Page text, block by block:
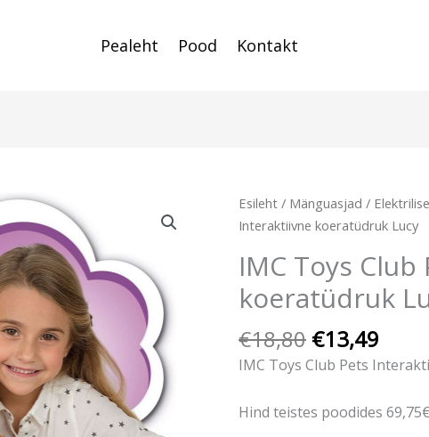
Pealeht Pood Kontakt
Esileht / Mänguasjad /
Interaktiivne koeratüdruk Lucy
IMC Toys
koeratüdruk
€18,80
Algne
hind
€18,80.
€13,49
price
IMC Toys Club Pets
Hind teistes poodides 69,75€
IMC
Toys
Pets
Interaktiivne
koeratüdruk
Lucy
kogus